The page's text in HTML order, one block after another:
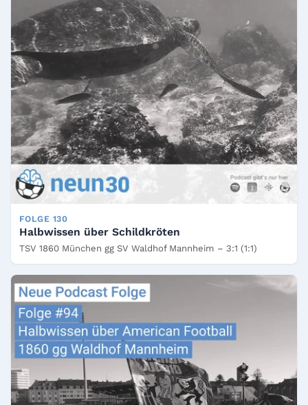
FOLGE 130
Halbwissen über Schildkröten
TSV 1860 München gg SV Waldhof Mannheim – 3:1 (1:1)